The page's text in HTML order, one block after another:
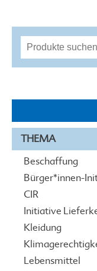
Suchen
nach:
THEMA
Beschaffung
Bürger*innen-
CIR
Initiative
Kleidung
Lebensmittel